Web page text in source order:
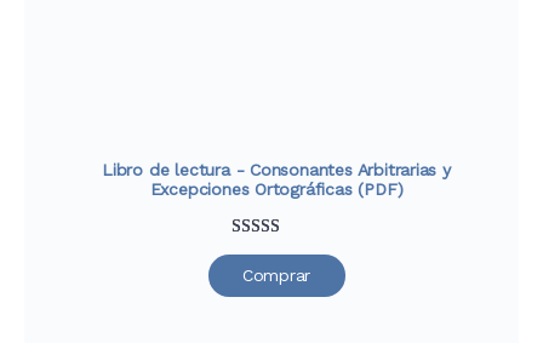
Libro de lectura - Consonantes Arbitrarias y
Excepciones Ortográficas (PDF)
Valorado
con4.67de
30
Comprar